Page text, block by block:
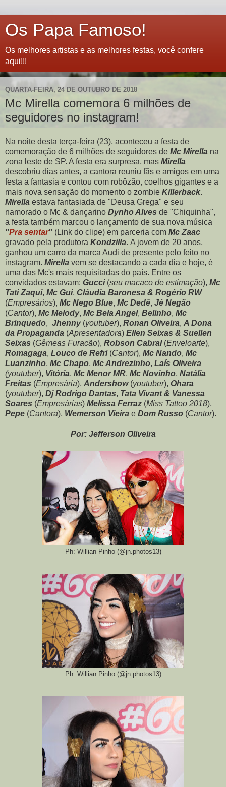
Os Papa Famoso!
Os melhores artistas e as melhores festas, você confere
aqui!!!
QUARTA-FEIRA, 24 DE OUTUBRO DE 2018
Mc Mirella comemora 6 milhões de
seguidores no instagram!
Na noite desta terça-feira (23), aconteceu a festa de
comemoração de 6 milhões de seguidores de Mc Mirella na
zona leste de SP. A festa era surpresa, mas Mirella
descobriu dias antes, a cantora reuniu fãs e amigos em uma
festa a fantasia e contou com robôzão, coelhos gigantes e a
mais nova sensação do momento o zombie Killerback.
Mirella estava fantasiada de "Deusa Grega" e seu
namorado o Mc & dançarino Dynho Alves de "Chiquinha",
a festa também marcou o lançamento de sua nova música
"Pra sentar" (Link do clipe) em parceria com Mc Zaac
gravado pela produtora Kondzilla. A jovem de 20 anos,
ganhou um carro da marca Audi de presente pelo feito no
instagram. Mirella vem se destacando a cada dia e hoje, é
uma das Mc's mais requisitadas do país. Entre os
convidados estavam: Gucci(seu macaco de estimação), Mc
Tati Zaqui, Mc Gui, Cláudia Baronesa & Rogério RW
(Empresários), Mc Nego Blue, Mc Dedê, Jé Negão
(Cantor), Mc Melody, Mc Bela Angel, Belinho, Mc
Brinquedo, Jhenny(youtuber), Ronan Oliveira, A Dona
da Propaganda (Apresentadora) Ellen Seixas & Suellen
Seixas (Gêmeas Furacão), Robson Cabral(Enveloarte),
Romagaga, Louco de Refri(Cantor), Mc Nando, Mc
Luanzinho, Mc Chapo, Mc Andrezinho, Laís Oliveira
(youtuber), Vitória, Mc Menor MR, Mc Novinho, Natália
Freitas (Empresária), Andershow(youtuber), Ohara
(youtuber), Dj Rodrigo Dantas, Tata Vivant & Vanessa
Soares (Empresárias) Melissa Ferraz (Miss Tattoo 2018),
Pepe (Cantora), Wemerson Vieira e Dom Russo (Cantor).
Por: Jefferson Oliveira
Ph: Willian Pinho (@jn.photos13)
Ph: Willian Pinho (@jn.photos13)